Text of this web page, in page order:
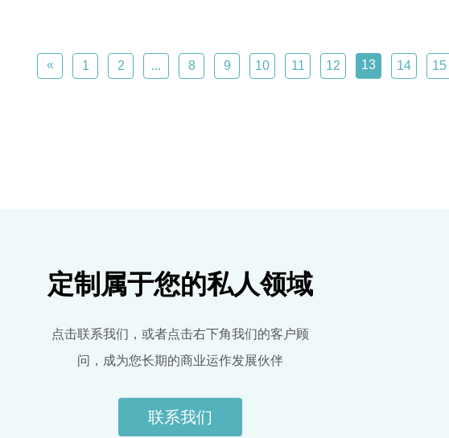
« 1 2 ... 8 9 10 11 12 13 14 15
定制属于您的私人领域
点击联系我们，或者点击右下角我们的客户顾
问，成为您长期的商业运作发展伙伴
联系我们